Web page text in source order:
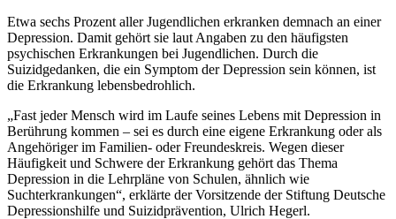
Etwa sechs Prozent aller Jugendlichen erkranken demnach an einer
Depression. Damit gehört sie laut Angaben zu den häufigsten
psychischen Erkrankungen bei Jugendlichen. Durch die
Suizidgedanken, die ein Symptom der Depression sein können, ist
die Erkrankung lebensbedrohlich.
„Fast jeder Mensch wird im Laufe seines Lebens mit Depression in
Berührung kommen – sei es durch eine eigene Erkrankung oder als
Angehöriger im Familien- oder Freundeskreis. Wegen dieser
Häufigkeit und Schwere der Erkrankung gehört das Thema
Depression in die Lehrpläne von Schulen, ähnlich wie
Suchterkrankungen“, erklärte der Vorsitzende der Stiftung Deutsche
Depressionshilfe und Suizidprävention, Ulrich Hegerl.